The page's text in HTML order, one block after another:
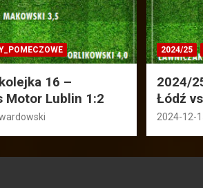
16 –
Motor Lublin 1:2
2024/25
2024/
Łódź
2024-12-